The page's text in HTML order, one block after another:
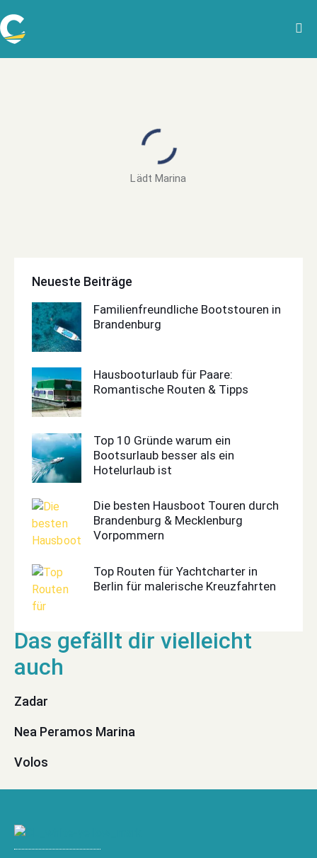
Lädt Marina
Neueste Beiträge
Familienfreundliche Bootstouren in
Brandenburg
Hausbooturlaub für Paare:
Romantische Routen & Tipps
Top 10 Gründe warum ein
Bootsurlaub besser als ein
Hotelurlaub ist
Die besten Hausboot Touren durch
Brandenburg & Mecklenburg
Vorpommern
Top Routen für Yachtcharter in
Berlin für malerische Kreuzfahrten
Zadar
Nea Peramos Marina
Volos